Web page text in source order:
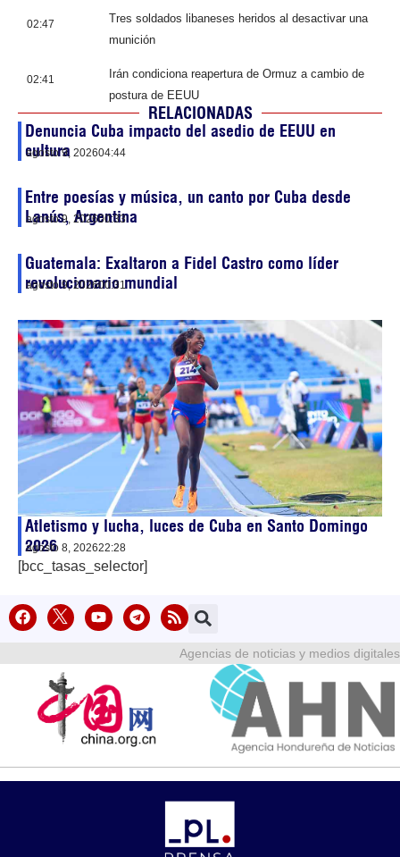
02:47
Tres soldados libaneses heridos al desactivar una
munición
02:41
Irán condiciona reapertura de Ormuz a cambio de
postura de EEUU
RELACIONADAS
Denuncia Cuba impacto del asedio de EEUU en
cultura
agosto 9, 202604:44
Entre poesías y música, un canto por Cuba desde
Lanús, Argentina
agosto 9, 202600:33
Guatemala: Exaltaron a Fidel Castro como líder
revolucionario mundial
agosto 9, 202600:31
Atletismo y lucha, luces de Cuba en Santo Domingo
2026
agosto 8, 202622:28
[bcc_tasas_selector]
Agencias de noticias y medios digitales